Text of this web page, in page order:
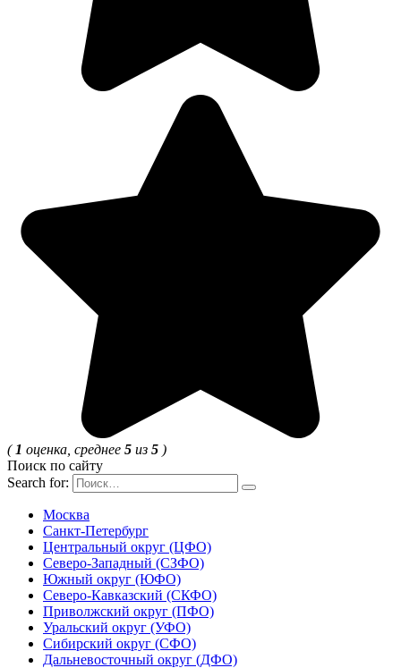
( 1 оценка, среднее 5 из 5 )
Поиск по сайту
Search for:
Москва
Санкт-Петербург
Центральный округ (ЦФО)
Северо-Западный (СЗФО)
Южный округ (ЮФО)
Северо-Кавказский (СКФО)
Приволжский округ (ПФО)
Уральский округ (УФО)
Сибирский округ (СФО)
Дальневосточный округ (ДФО)